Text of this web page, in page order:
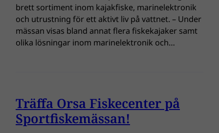
brett sortiment inom kajakfiske, marinelektronik
och utrustning för ett aktivt liv på vattnet. – Under
mässan visas bland annat flera fiskekajaker samt
olika lösningar inom marinelektronik och…
Träffa Orsa Fiskecenter på
Sportfiskemässan!